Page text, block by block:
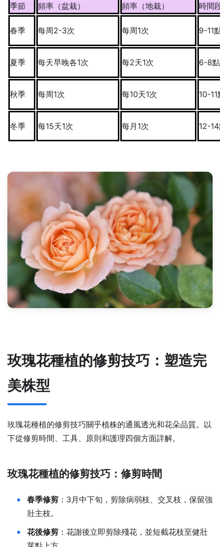
季節 頻率（盆栽） 頻率（地栽） 時間
春季 每周2-3次 每周1次 9-11
夏季 每天早晚各1次 每2天1次 6-8
秋季 每周1次 每10天1次 10-11
冬季 每15天1次 每月1次 12-
玫瑰花種植的修剪技巧：塑造完
美株型
玫瑰花種植的修剪技巧關乎植株的通風透光和花朵品質。以
下從修剪時間、工具、原則和護理四個方面詳解。
玫瑰花種植的修剪技巧：修剪時間
春季修剪 ：3月中下旬，剪除病弱枝、交叉枝，保留強
壯主枝。
花後修剪 ：花謝後立即剪除殘花，並短截花枝至健壯